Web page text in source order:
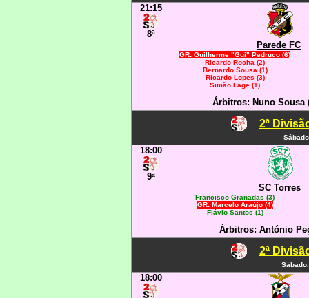
21:15
8ª
Parede FC
GR: Guilherme "Gui" Pedruco (6)
Ricardo Rocha (2)
Bernardo Sousa (1)
Ricardo Lopes (3)
Simão Lage (1)
Árbitros: Nuno Sousa
2ª
18:00
9ª
SC Torres
Francisco Granadas (3)
GR: Marcelo Araújo (4)
Flávio Santos (1)
Árbitros: António
2ª
18:00